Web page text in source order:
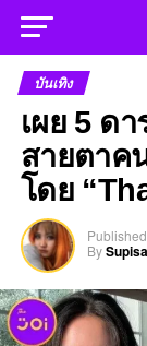
บันเทิง
เผย 5 ด
สายตาค
โดย
Published
By